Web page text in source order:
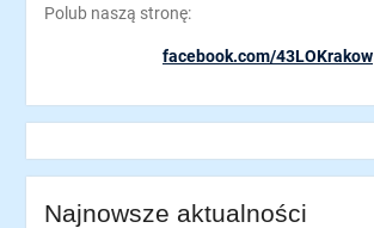
Polub naszą stronę:
facebook.com/43LOKrakow
Najnowsze aktualności